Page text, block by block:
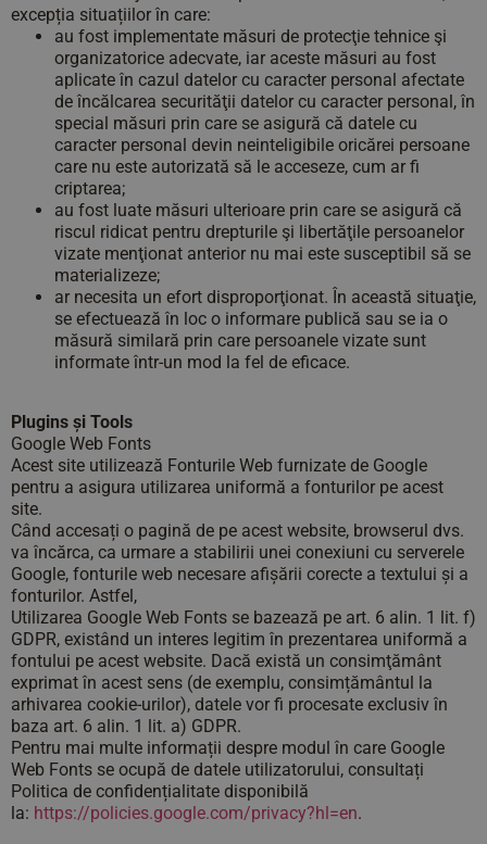
excepția situațiilor în care:
au fost implementate măsuri de protecţie tehnice şi
organizatorice adecvate, iar aceste măsuri au fost
aplicate în cazul datelor cu caracter personal afectate
de încălcarea securităţii datelor cu caracter personal, în
special măsuri prin care se asigură că datele cu
caracter personal devin neinteligibile oricărei persoane
care nu este autorizată să le acceseze, cum ar fi
criptarea;
au fost luate măsuri ulterioare prin care se asigură că
riscul ridicat pentru drepturile şi libertăţile persoanelor
vizate menţionat anterior nu mai este susceptibil să se
materializeze;
ar necesita un efort disproporţionat. În această situaţie,
se efectuează în loc o informare publică sau se ia o
măsură similară prin care persoanele vizate sunt
informate într-un mod la fel de eficace.
Plugins și Tools
Google Web Fonts
Acest site utilizează Fonturile Web furnizate de Google
pentru a asigura utilizarea uniformă a fonturilor pe acest
site.
Când accesați o pagină de pe acest website, browserul dvs.
va încărca, ca urmare a stabilirii unei conexiuni cu serverele
Google, fonturile web necesare afișării corecte a textului și a
fonturilor. Astfel,
Utilizarea Google Web Fonts se bazează pe art. 6 alin. 1 lit. f)
GDPR, existând un interes legitim în prezentarea uniformă a
fontului pe acest website. Dacă există un consimţământ
exprimat în acest sens (de exemplu, consimțământul la
arhivarea cookie-urilor), datele vor fi procesate exclusiv în
baza art. 6 alin. 1 lit. a) GDPR.
Pentru mai multe informații despre modul în care Google
Web Fonts se ocupă de datele utilizatorului, consultați
Politica de confidențialitate disponibilă
la: https://policies.google.com/privacy?hl=en.